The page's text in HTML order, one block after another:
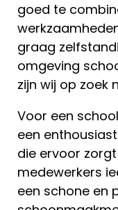
goed te
graag
omgeving
zijn wij op zoek
Voor een
een
die ervoor
medewerkers
een schone en